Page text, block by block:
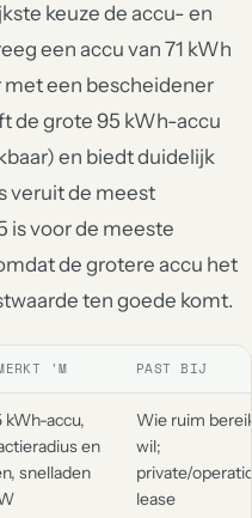
keuze de accu- en
een accu van 71 kWh
met een bescheidener
de grote 95 kWh-accu
en biedt duidelijk
veruit de meest
is voor de meeste
de grotere accu het
ten goede komt.
'M PAST BIJ
accu,
en
snelladen
Wie ruim
wil;
private/
lease